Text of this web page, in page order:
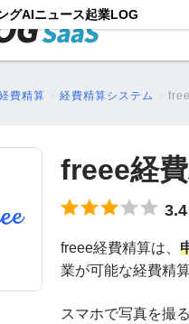
グAIニュース起業LOG
費精算 経費精算システム
freee経
3.4
freee経費精算は、
業が可能な経費精
スマホで写真を撮